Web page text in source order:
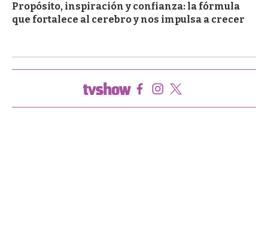
Propósito, inspiración y confianza: la fórmula
que fortalece al cerebro y nos impulsa a crecer